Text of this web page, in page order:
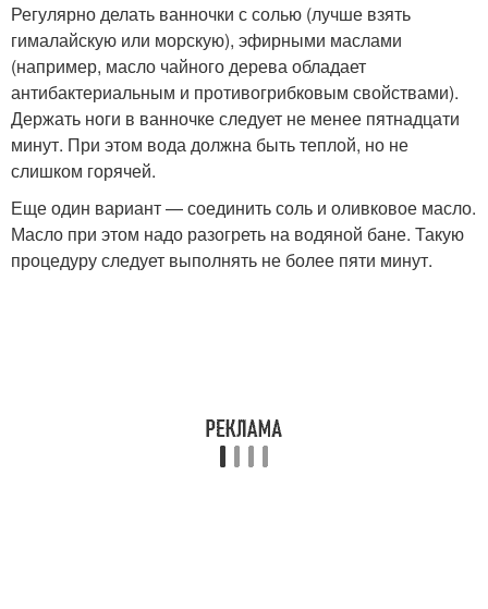
Регулярно делать ванночки с солью (лучше взять
гималайскую или морскую), эфирными маслами
(например, масло чайного дерева обладает
антибактериальным и противогрибковым свойствами).
Держать ноги в ванночке следует не менее пятнадцати
минут. При этом вода должна быть теплой, но не
слишком горячей.
Еще один вариант — соединить соль и оливковое масло.
Масло при этом надо разогреть на водяной бане. Такую
процедуру следует выполнять не более пяти минут.